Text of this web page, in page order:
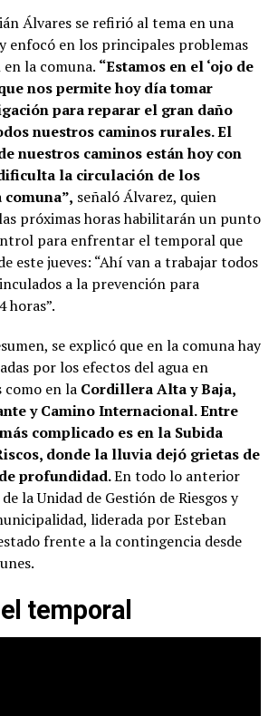
Álvares se refirió al tema en una
enfocó en los principales problemas
la comuna. “Estamos en el ‘ojo de
nos permite hoy día tomar
para reparar el gran daño
nuestros caminos rurales. El
nuestros caminos están hoy con
la circulación de los
señaló Álvarez, quien
próximas horas habilitarán un punto
para enfrentar el temporal que
este jueves: “Ahí van a trabajar todos
a la prevención para
horas”.
se explicó que en la comuna hay
por los efectos del agua en
como en la Cordillera Alta y Baja,
y Camino Internacional. Entre
complicado es en la Subida
donde la lluvia dejó grietas de
profundidad.En todo lo anterior
la Unidad de Gestión de Riesgos y
liderada por Esteban
frente a la contingencia desde
temporal